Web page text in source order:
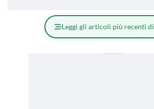
Leggi gli articoli più recenti di